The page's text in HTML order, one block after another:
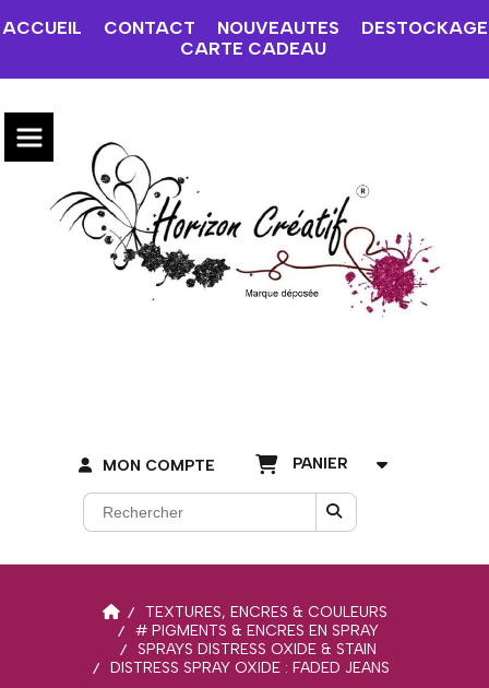
ACCUEIL CONTACT NOUVEAUTES
DESTOCKAGE
CARTE CADEAU
MON COMPTE PANIER
TEXTURES, ENCRES & COULEURS
# PIGMENTS & ENCRES EN SPRAY
SPRAYS DISTRESS OXIDE & STAIN
DISTRESS SPRAY OXIDE : FADED JEANS